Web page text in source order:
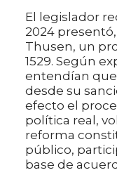
El legislador
2024
Thusen, un
1529. Según
entendían
desde su
efecto el
política real,
reforma
público,
base de